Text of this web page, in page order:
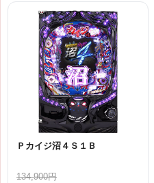
Ｐカイジ沼４Ｓ１Ｂ
134,900円